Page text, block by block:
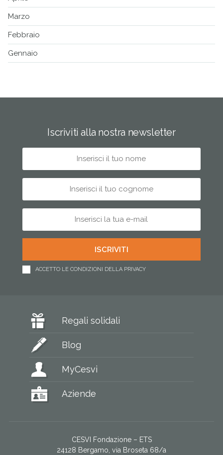
Marzo
Febbraio
Gennaio
Iscriviti alla nostra newsletter
ACCETTO LE CONDIZIONI DELLA PRIVACY
Regali solidali
Blog
MyCesvi
Aziende
CESVI Fondazione – ETS
24128 Bergamo, via Broseta 68/a